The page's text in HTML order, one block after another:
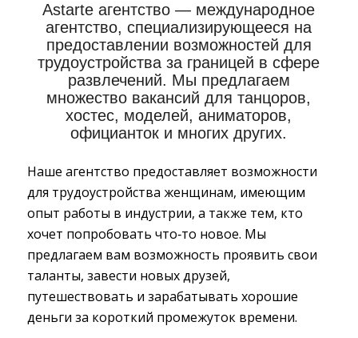
Astarte агентство — международное
агентство, специализирующееся на
предоставлении возможностей для
трудоустройства за границей в сфере
развлечений. Мы предлагаем
множество вакансий для танцоров,
хостес, моделей, аниматоров,
официанток и многих других.
Наше агентство предоставляет возможности
для трудоустройства женщинам, имеющим
опыт работы в индустрии, а также тем, кто
хочет попробовать что‑то новое. Мы
предлагаем вам возможность проявить свои
таланты, завести новых друзей,
путешествовать и зарабатывать хорошие
деньги за короткий промежуток времени.